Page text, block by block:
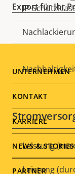
IP-
Leistung
Leistung
Export für Ihr
Footer
menu
UNTERNEHMEN
KONTAKT
KARRIERE
NEWS & STORIES
PARTNER